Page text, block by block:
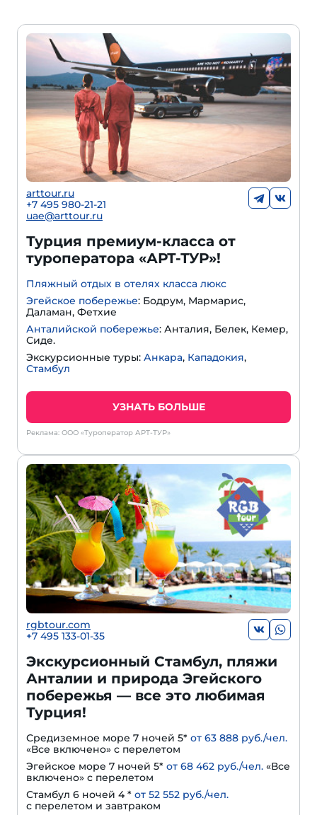
arttour.ru
+7 495 980-21-21
uae@arttour.ru
Турция премиум-класса от
туроператора «АРТ-ТУР»!
Пляжный отдых в отелях класса люкс
Эгейское побережье: Бодрум, Мармарис,
Даламан, Фетхие
Анталийской побережье: Анталия, Белек, Кемер,
Сиде.
Экскурсионные туры: Анкара, Кападокия,
Стамбул
УЗНАТЬ БОЛЬШЕ
Реклама: ООО «Туроператор АРТ-ТУР»
rgbtour.com
+7 495 133-01-35
Экскурсионный Стамбул, пляжи
Анталии и природа Эгейского
побережья — все это любимая
Турция!
Средиземное море 7 ночей 5* от 63 888 руб./чел.
«Все включено» с перелетом
Эгейское море 7 ночей 5* от 68 462 руб./чел. «Все
включено» с перелетом
Стамбул 6 ночей 4 * от 52 552 руб./чел.
с перелетом и завтраком